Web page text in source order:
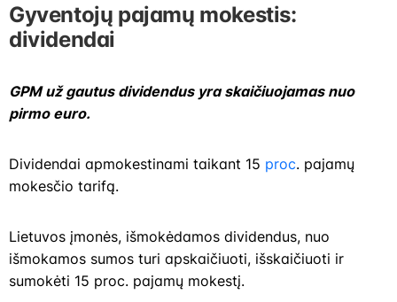
Gyventojų pajamų mokestis:
dividendai
GPM už gautus dividendus yra skaičiuojamas nuo
pirmo euro.
Dividendai apmokestinami taikant 15 proc. pajamų
mokesčio tarifą.
Lietuvos įmonės, išmokėdamos dividendus, nuo
išmokamos sumos turi apskaičiuoti, išskaičiuoti ir
sumokėti 15 proc. pajamų mokestį.